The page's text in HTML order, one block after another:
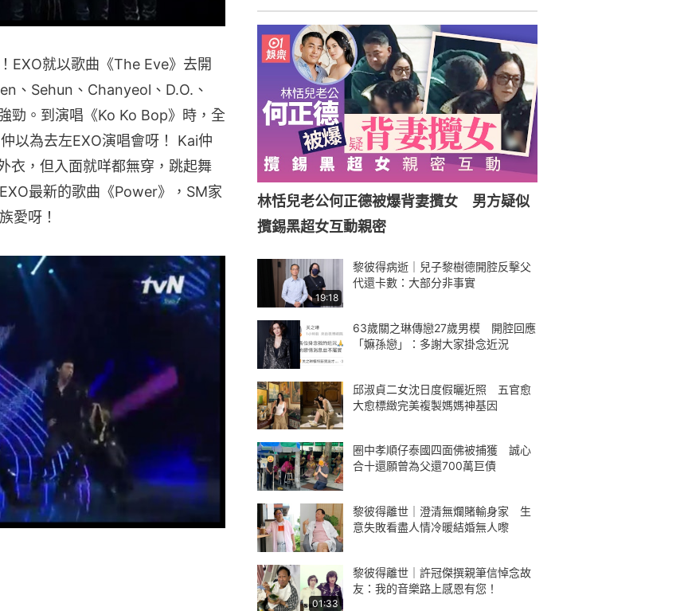
EXO就以歌曲《The Eve》去開
、Sehun、Chanyeol、D.O.、
勁。到演唱《Ko Ko Bop》時，全
以為去左EXO演唱會呀！ Kai仲
衣，但入面就咩都無穿，跳起舞
最新的歌曲《Power》，SM家
愛呀！
林恬兒老公何正德被爆背妻攬女 男方疑似
攬錫黑超女互動親密
19:18
黎彼得病逝｜兒子黎樹德開腔反擊父
代還卡數：大部分非事實
63歲關之琳傳戀27歲男模 開腔回應
「嫲孫戀」：多謝大家掛念近況
邱淑貞二女沈日度假曬近照 五官愈
大愈標緻完美複製媽媽神基因
圈中孝順仔泰國四面佛被捕獲 誠心
合十還願曾為父還700萬巨債
黎彼得離世｜澄清無爛賭輸身家 生
意失敗看盡人情冷暖結婚無人嚟
01:33
黎彼得離世｜許冠傑撰親筆信悼念故
友：我的音樂路上感恩有您！